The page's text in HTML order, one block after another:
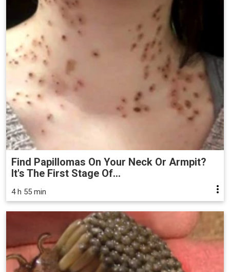
Find Papillomas On Your Neck Or Armpit?
It's The First Stage Of...
4 h 55 min